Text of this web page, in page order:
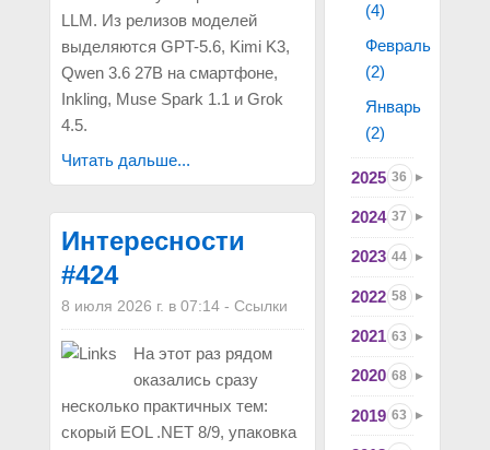
LLM. Из релизов моделей
выделяются GPT-5.6, Kimi K3,
Qwen 3.6 27B на смартфоне,
Inkling, Muse Spark 1.1 и Grok
4.5.
Читать дальше...
Интересности
#424
8 июля 2026 г. в 07:14- Ссылки
На этот раз рядом
оказались сразу
несколько практичных тем:
скорый EOL .NET 8/9, упаковка
(4)
Февраль
(2)
Январь
(2)
2025 36
2024 37
2023 44
2022 58
2021 63
2020 68
2019 63